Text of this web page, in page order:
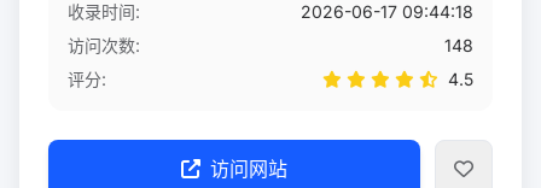
自助广告
收录时间:
2026-06-17 09:44:18
访问次数:
148
评分:
4.5
访问网站